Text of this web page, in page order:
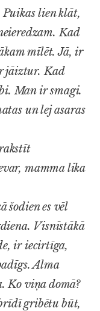
lien klāt,
Kad
mīlēt. Jā, ir
jāiztur. Kad
Man ir smagi.
un lej asaras
mamma lika
šodien es vēl
Visnīstākā
ir iecirtīga,
Alma
Ko viņa domā?
gribētu būt,